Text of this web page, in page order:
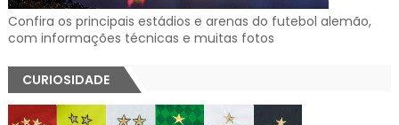
Confira os principais estádios e arenas do futebol alemão,
com informações técnicas e muitas fotos
CURIOSIDADE